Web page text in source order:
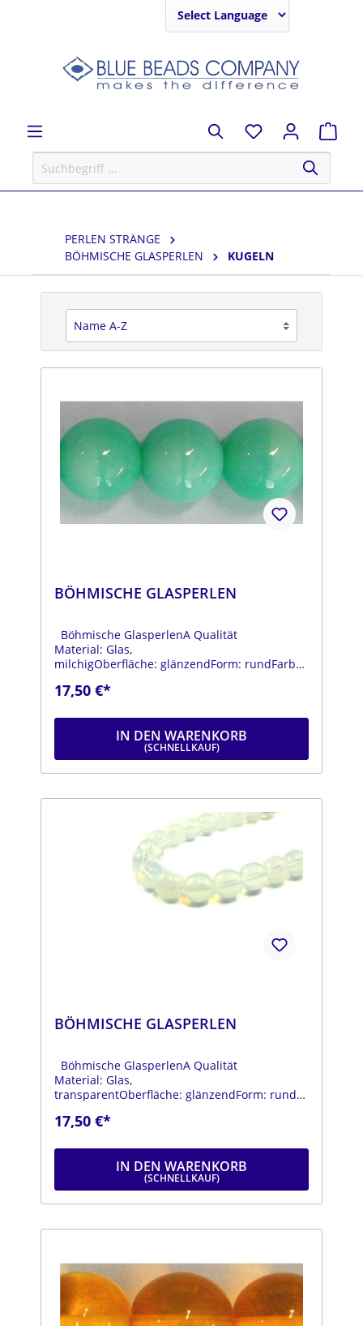
PERLEN STRÄNGE
BÖHMISCHE GLASPERLEN
KUGELN
BÖHMISCHE GLASPERLEN
Böhmische GlasperlenA Qualität
Material: Glas,
milchigOberfläche: glänzendForm: rundFarbe:
mmStrang: Länge ca. 25 cm
17,50 €*
IN DEN WARENKORB
BÖHMISCHE GLASPERLEN
Böhmische GlasperlenA Qualität
Material: Glas,
transparentOberfläche: glänzendForm: rundFa
opalisierendDurchmesser: ca. 14
17,50 €*
IN DEN WARENKORB